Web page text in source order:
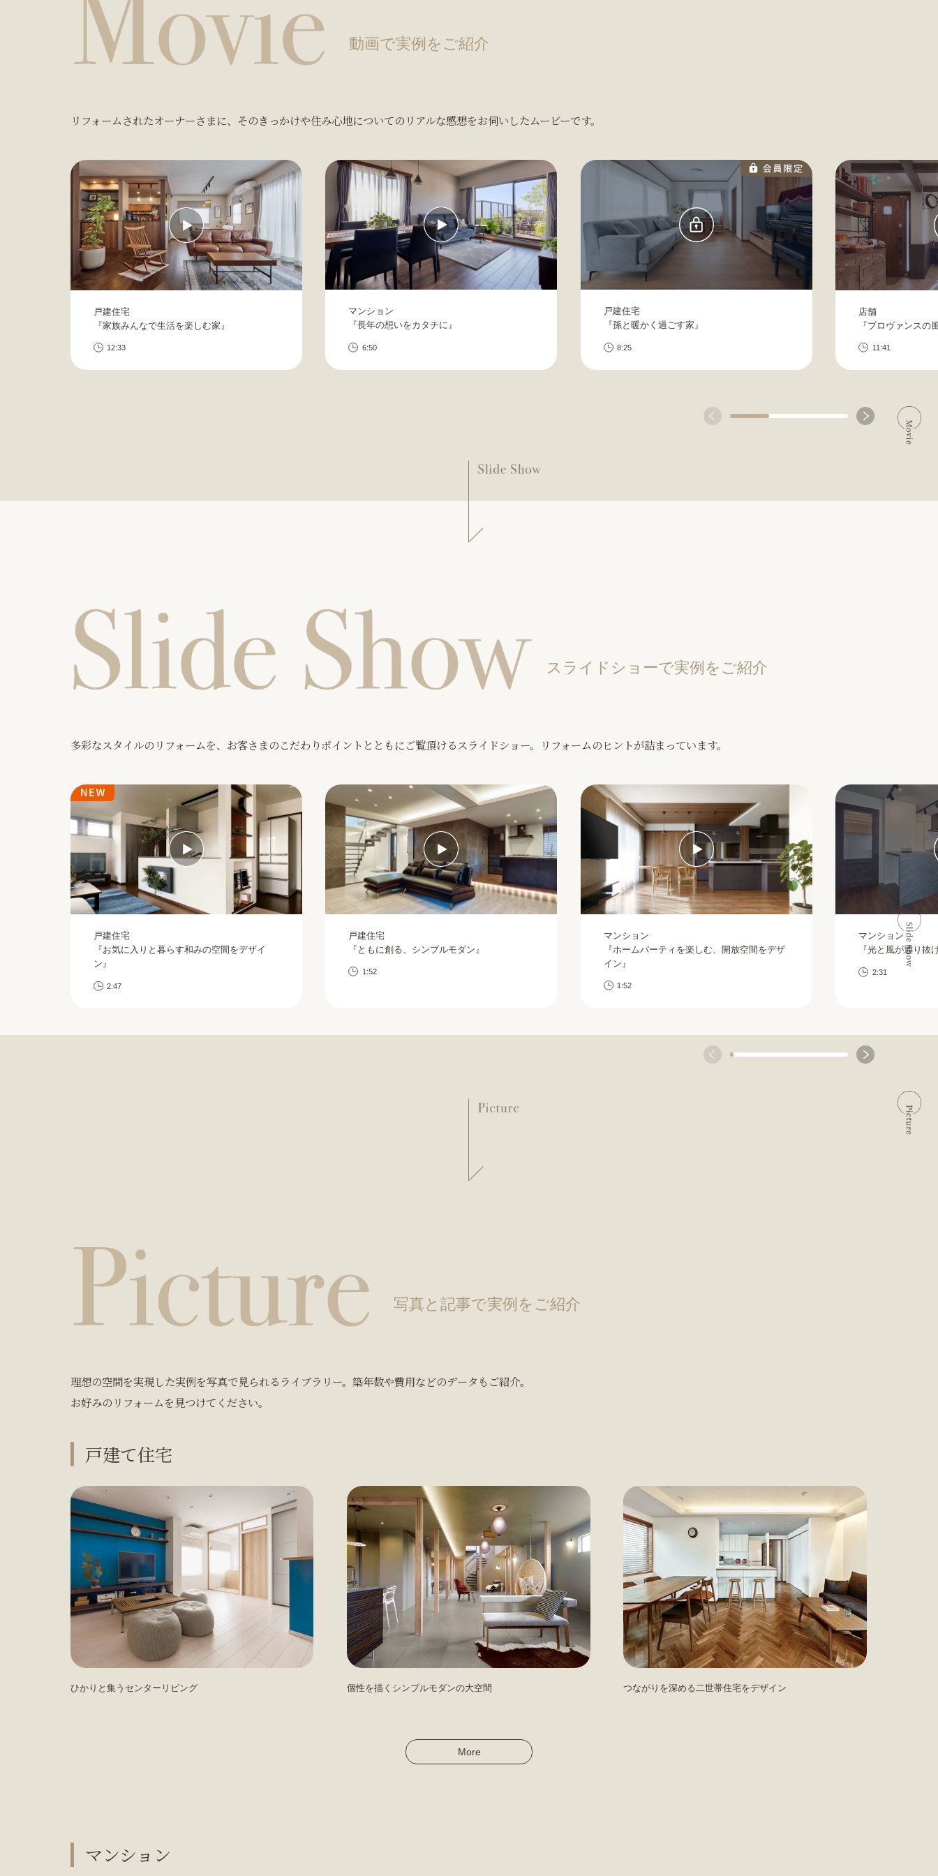
動画で実例をご紹介
リフォームされたオーナーさまに、そのきっかけや住み心地についてのリアルな感想をお伺いしたムービーです。
戸建住宅
『家族みんなで生活を楽しむ家』
12:33
マンション
『長年の想いをカタチに』
6:50
戸建住宅
『孫と暖かく過ごす家』
8:25
店舗
『プロヴァンスの
11:41
スライドショーで実例をご紹介
多彩なスタイルのリフォームを、お客さまのこだわりポイントとともにご覧頂けるスライドショー。リフォームのヒントが詰まっています。
戸建住宅
『お気に入りと暮らす和みの空間をデザイ
ン』
2:47
戸建住宅
『ともに創る、シンプルモダン』
1:52
マンション
『ホームパーティを楽しむ、開放空間をデザ
イン』
1:52
マンション
『光と風が通り抜
2:31
写真と記事で実例をご紹介
理想の空間を実現した実例を写真で見られるライブラリー。築年数や費用などのデータもご紹介。
お好みのリフォームを見つけてください。
戸建て住宅
ひかりと集うセンターリビング 個性を描くシンプルモダンの大空間 つながりを深める二世帯住宅をデザイン
More
マンション